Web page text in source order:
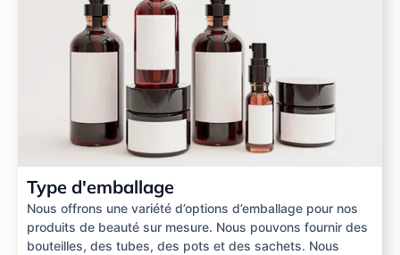
Type d'emballage
Nous offrons une variété d’options d’emballage pour nos
produits de beauté sur mesure. Nous pouvons fournir des
bouteilles, des tubes, des pots et des sachets. Nous